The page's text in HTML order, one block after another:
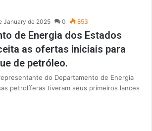
January de 2025 0 853
de Energia dos Estados
as ofertas iniciais para
de petróleo.
do Departamento de Energia
petrolíferas tiveram seus primeiros lances